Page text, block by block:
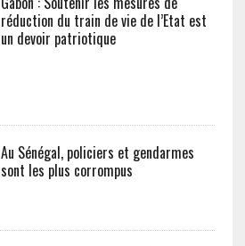
réduction du train de vie de l’Etat est
un devoir patriotique
Au Sénégal, policiers et gendarmes
sont les plus corrompus